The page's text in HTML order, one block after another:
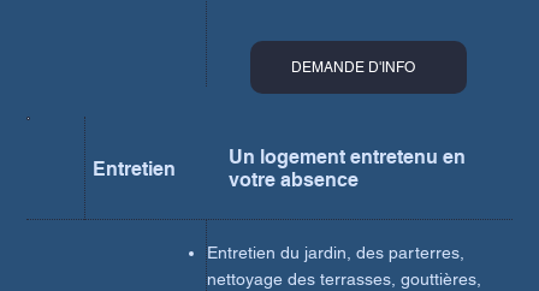
DEMANDE D'INFO
Entretien
Un logement entretenu en
votre absence
Entretien du jardin, des parterres,
nettoyage des terrasses, gouttières,